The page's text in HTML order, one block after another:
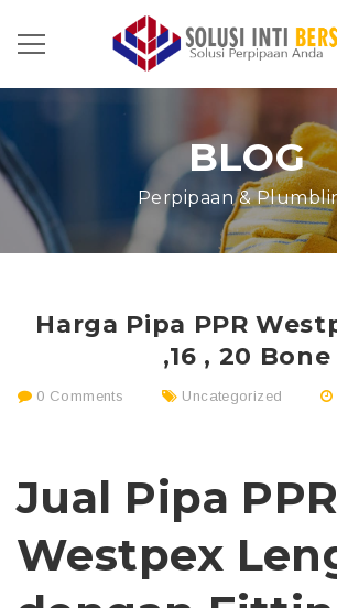
BLOG
Perpipaan &
Harga Pipa PPR
,16 , 20 Bone
0 Comments Uncategorized
Jual Pipa PPR
Westpex